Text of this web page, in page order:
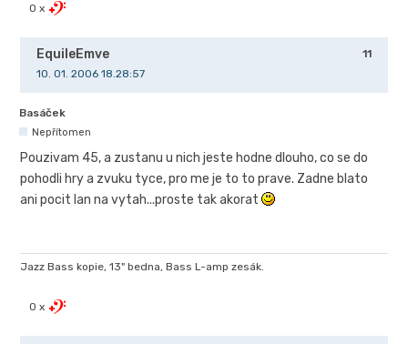
0 x
11
EquileEmve
10. 01. 2006 18.28:57
Basáček
Nepřítomen
Pouzivam 45, a zustanu u nich jeste hodne dlouho, co se do
pohodli hry a zvuku tyce, pro me je to to prave. Zadne blato
ani pocit lan na vytah...proste tak akorat
Jazz Bass kopie, 13" bedna, Bass L-amp zesák.
0 x